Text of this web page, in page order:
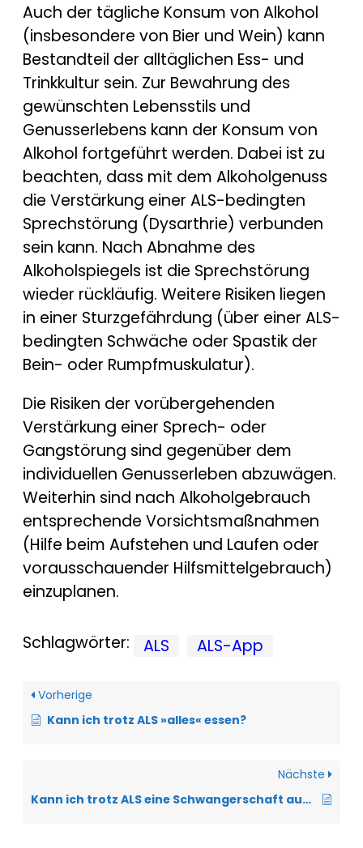
Auch der tägliche Konsum von Alkohol
(insbesondere von Bier und Wein) kann
Bestandteil der alltäglichen Ess- und
Trinkkultur sein. Zur Bewahrung des
gewünschten Lebensstils und
Genusserlebens kann der Konsum von
Alkohol fortgeführt werden. Dabei ist zu
beachten, dass mit dem Alkoholgenuss
die Verstärkung einer ALS-bedingten
Sprechstörung (Dysarthrie) verbunden
sein kann. Nach Abnahme des
Alkoholspiegels ist die Sprechstörung
wieder rückläufig. Weitere Risiken liegen
in einer Sturzgefährdung (über einer ALS-
bedingten Schwäche oder Spastik der
Bein- oder Rumpfmuskulatur).
Die Risiken der vorübergehenden
Verstärkung einer Sprech- oder
Gangstörung sind gegenüber dem
individuellen Genusserleben abzuwägen.
Weiterhin sind nach Alkoholgebrauch
entsprechende Vorsichtsmaßnahmen
(Hilfe beim Aufstehen und Laufen oder
vorausschauender Hilfsmittelgebrauch)
einzuplanen.
Schlagwörter: ALS ALS-App
Vorherige
Kann ich trotz ALS »alles« essen?
Nächste
Kann ich trotz ALS eine Schwangerschaft austragen und ein Kind bekommen?